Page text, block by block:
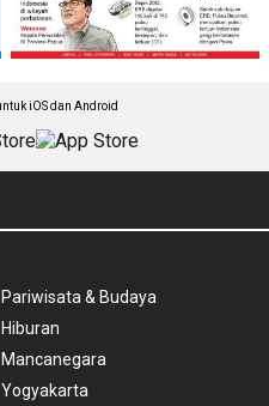
iOS dan Android
Pariwisata & Budaya
Hiburan
Mancanegara
Yogyakarta